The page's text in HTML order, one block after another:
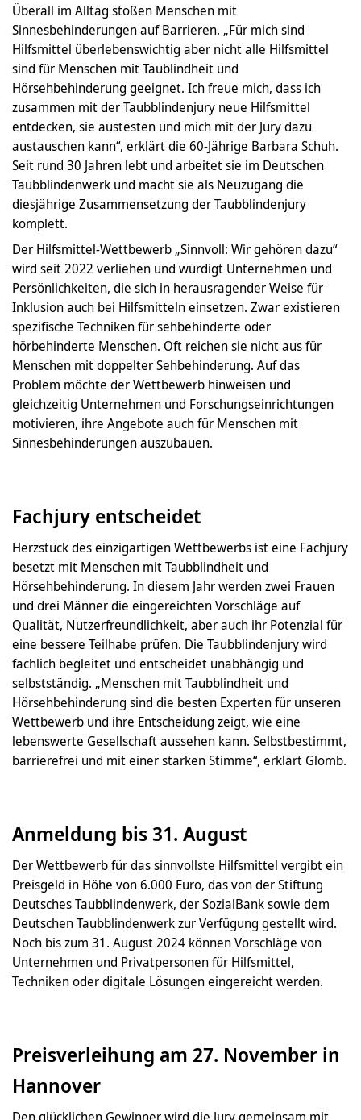
Überall im Alltag stoßen Menschen mit
Sinnesbehinderungen auf Barrieren. „Für mich sind
Hilfsmittel überlebenswichtig aber nicht alle Hilfsmittel
sind für Menschen mit Taublindheit und
Hörsehbehinderung geeignet. Ich freue mich, dass ich
zusammen mit der Taubblindenjury neue Hilfsmittel
entdecken, sie austesten und mich mit der Jury dazu
austauschen kann“, erklärt die 60-Jährige Barbara Schuh.
Seit rund 30 Jahren lebt und arbeitet sie im Deutschen
Taubblindenwerk und macht sie als Neuzugang die
diesjährige Zusammensetzung der Taubblindenjury
komplett.
Der Hilfsmittel-Wettbewerb „Sinnvoll: Wir gehören dazu“
wird seit 2022 verliehen und würdigt Unternehmen und
Persönlichkeiten, die sich in herausragender Weise für
Inklusion auch bei Hilfsmitteln einsetzen. Zwar existieren
spezifische Techniken für sehbehinderte oder
hörbehinderte Menschen. Oft reichen sie nicht aus für
Menschen mit doppelter Sehbehinderung. Auf das
Problem möchte der Wettbewerb hinweisen und
gleichzeitig Unternehmen und Forschungseinrichtungen
motivieren, ihre Angebote auch für Menschen mit
Sinnesbehinderungen auszubauen.
Fachjury entscheidet
Herzstück des einzigartigen Wettbewerbs ist eine Fachjury
besetzt mit Menschen mit Taubblindheit und
Hörsehbehinderung. In diesem Jahr werden zwei Frauen
und drei Männer die eingereichten Vorschläge auf
Qualität, Nutzerfreundlichkeit, aber auch ihr Potenzial für
eine bessere Teilhabe prüfen. Die Taubblindenjury wird
fachlich begleitet und entscheidet unabhängig und
selbstständig. „Menschen mit Taubblindheit und
Hörsehbehinderung sind die besten Experten für unseren
Wettbewerb und ihre Entscheidung zeigt, wie eine
lebenswerte Gesellschaft aussehen kann. Selbstbestimmt,
barrierefrei und mit einer starken Stimme“, erklärt Glomb.
Anmeldung bis 31. August
Der Wettbewerb für das sinnvollste Hilfsmittel vergibt ein
Preisgeld in Höhe von 6.000 Euro, das von der Stiftung
Deutsches Taubblindenwerk, der SozialBank sowie dem
Deutschen Taubblindenwerk zur Verfügung gestellt wird.
Noch bis zum 31. August 2024 können Vorschläge von
Unternehmen und Privatpersonen für Hilfsmittel,
Techniken oder digitale Lösungen eingereicht werden.
Preisverleihung am 27. November in
Hannover
Den glücklichen Gewinner wird die Jury gemeinsam mit